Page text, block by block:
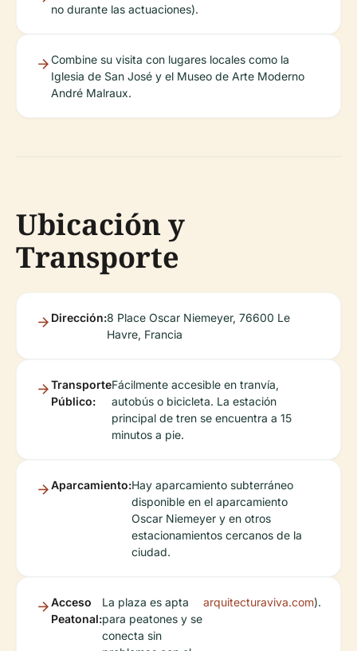
no durante las actuaciones).
Combine su visita con lugares locales como la
Iglesia de San José y el Museo de Arte Moderno
André Malraux.
Ubicación y
Transporte
Dirección:8 Place Oscar Niemeyer, 76600 Le
Havre, Francia
Transporte
Público:
Fácilmente accesible en tranvía,
autobús o bicicleta. La estación
principal de tren se encuentra a 15
minutos a pie.
Aparcamiento:Hay aparcamiento subterráneo
disponible en el aparcamiento
Oscar Niemeyer y en otros
estacionamientos cercanos de la
ciudad.
Acceso
Peatonal:
La plaza es apta
para peatones y se
conecta sin
arquitecturaviva.com).